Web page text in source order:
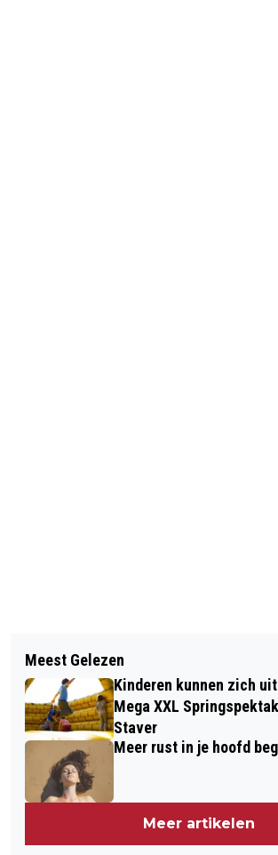
WIM EN NEL VIEREN
HUWELIJK MET
GOEDEMORGEN, HET IS
DONDERDAG 10 APRIL
Meest Gelezen
Kinderen kunnen zich
Mega XXL
Staver
Meer rust in je hoofd
Meer artikelen